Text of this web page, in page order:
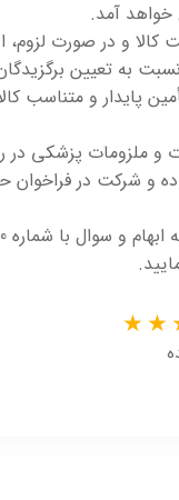
آمد.
کالا و در صورت لزوم،
به تعیین
پایدار و متناسب
و ملزومات پزشکی
و شرکت در فراخوان